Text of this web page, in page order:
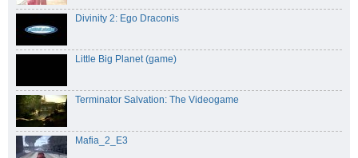
Divinity 2: Ego Draconis
Little Big Planet (game)
Terminator Salvation: The Videogame
Mafia_2_E3